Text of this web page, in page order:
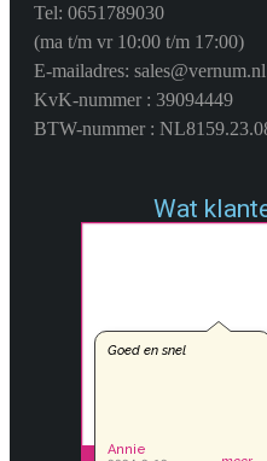
Tel: 0651789030
(ma t/m vr 10:00 t/m 17:00)
E-mailadres: sales@vernum.nl
KvK-nummer : 39094449
BTW-nummer :
Wat